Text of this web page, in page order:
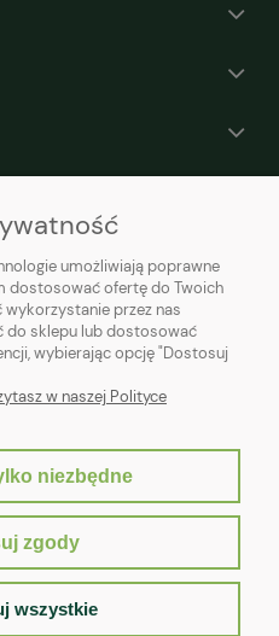
Shoper.pl
umożliwiają poprawne
dostosować ofertę do Twoich
przez nas
do sklepu lub dostosować
wybierając opcję "Dostosuj
w naszej Polityce
niezbędne
zgody
wszystkie